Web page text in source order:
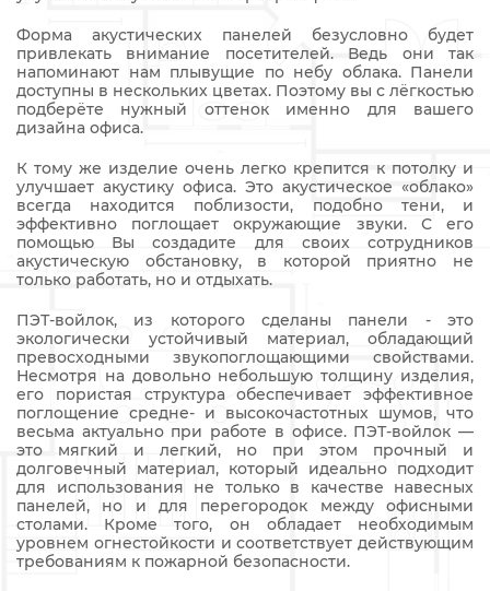
Форма акустических панелей безусловно будет
привлекать внимание посетителей. Ведь они так
напоминают нам плывущие по небу облака. Панели
доступны в нескольких цветах. Поэтому вы с лёгкостью
подберёте нужный оттенок именно для вашего
дизайна офиса.
К тому же изделие очень легко крепится к потолку и
улучшает акустику офиса. Это акустическое «облако»
всегда находится поблизости, подобно тени, и
эффективно поглощает окружающие звуки. С его
помощью Вы создадите для своих сотрудников
акустическую обстановку, в которой приятно не
только работать, но и отдыхать.
ПЭТ-войлок, из которого сделаны панели - это
экологически устойчивый материал, обладающий
превосходными звукопоглощающими свойствами.
Несмотря на довольно небольшую толщину изделия,
его пористая структура обеспечивает эффективное
поглощение средне- и высокочастотных шумов, что
весьма актуально при работе в офисе. ПЭТ-войлок —
это мягкий и легкий, но при этом прочный и
долговечный материал, который идеально подходит
для использования не только в качестве навесных
панелей, но и для перегородок между офисными
столами. Кроме того, он обладает необходимым
уровнем огнестойкости и соответствует действующим
требованиям к пожарной безопасности.